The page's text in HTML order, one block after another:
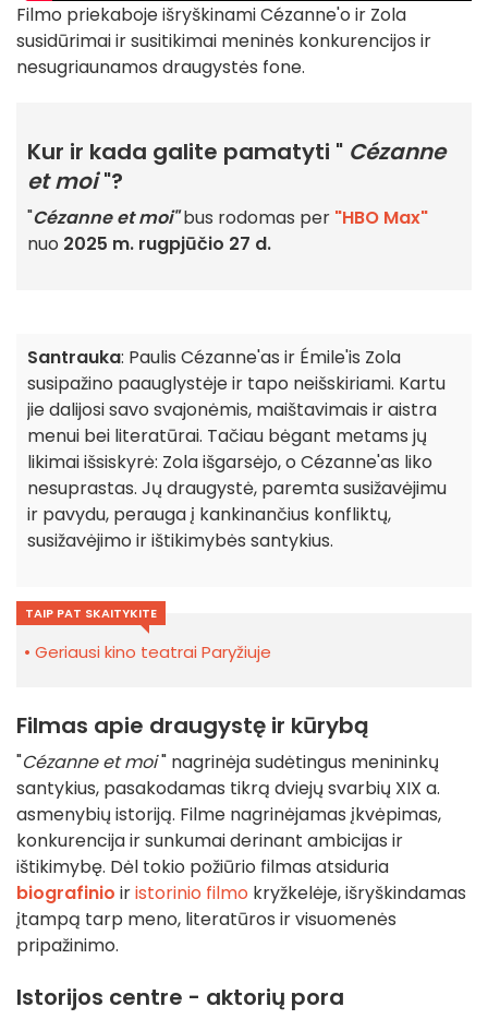
Filmo priekaboje išryškinami Cézanne'o ir Zola
susidūrimai ir susitikimai meninės konkurencijos ir
nesugriaunamos draugystės fone.
Kur ir kada galite pamatyti " Cézanne
et moi"?
"Cézanne et moi"bus rodomas per "HBO Max"
nuo 2025 m. rugpjūčio 27 d.
Santrauka: Paulis Cézanne'as ir Émile'is Zola
susipažino paauglystėje ir tapo neišskiriami. Kartu
jie dalijosi savo svajonėmis, maištavimais ir aistra
menui bei literatūrai. Tačiau bėgant metams jų
likimai išsiskyrė: Zola išgarsėjo, o Cézanne'as liko
nesuprastas. Jų draugystė, paremta susižavėjimu
ir pavydu, perauga į kankinančius konfliktų,
susižavėjimo ir ištikimybės santykius.
TAIP PAT SKAITYKITE
Geriausi kino teatrai Paryžiuje
Filmas apie draugystę ir kūrybą
"Cézanne et moi" nagrinėja sudėtingus menininkų
santykius, pasakodamas tikrą dviejų svarbių XIX a.
asmenybių istoriją. Filme nagrinėjamas įkvėpimas,
konkurencija ir sunkumai derinant ambicijas ir
ištikimybę. Dėl tokio požiūrio filmas atsiduria
biografinio iristorinio filmo kryžkelėje, išryškindamas
įtampą tarp meno, literatūros ir visuomenės
pripažinimo.
Istorijos centre - aktorių pora